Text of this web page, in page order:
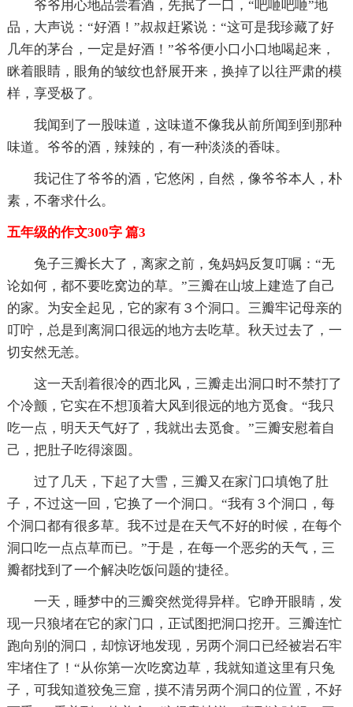
爷爷用心地品尝着酒，先抿了一口，“吧咂吧咂”地
品，大声说：“好酒！”叔叔赶紧说：“这可是我珍藏了好
几年的茅台，一定是好酒！”爷爷便小口小口地喝起来，
眯着眼睛，眼角的皱纹也舒展开来，换掉了以往严肃的模
样，享受极了。
我闻到了一股味道，这味道不像我从前所闻到到那种
味道。爷爷的酒，辣辣的，有一种淡淡的香味。
我记住了爷爷的酒，它悠闲，自然，像爷爷本人，朴
素，不奢求什么。
五年级的作文300字 篇3
兔子三瓣长大了，离家之前，兔妈妈反复叮嘱：“无
论如何，都不要吃窝边的草。”三瓣在山坡上建造了自己
的家。为安全起见，它的家有３个洞口。三瓣牢记母亲的
叮咛，总是到离洞口很远的地方去吃草。秋天过去了，一
切安然无恙。
这一天刮着很冷的西北风，三瓣走出洞口时不禁打了
个冷颤，它实在不想顶着大风到很远的地方觅食。“我只
吃一点，明天天气好了，我就出去觅食。”三瓣安慰着自
己，把肚子吃得滚圆。
过了几天，下起了大雪，三瓣又在家门口填饱了肚
子，不过这一回，它换了一个洞口。“我有３个洞口，每
个洞口都有很多草。我不过是在天气不好的时候，在每个
洞口吃一点点草而已。”于是，在每一个恶劣的天气，三
瓣都找到了一个解决吃饭问题的'捷径。
一天，睡梦中的三瓣突然觉得异样。它睁开眼睛，发
现一只狼堵在它的家门口，正试图把洞口挖开。三瓣连忙
跑向别的洞口，却惊讶地发现，另两个洞口已经被岩石牢
牢堵住了！“从你第一次吃窝边草，我就知道这里有只兔
子，可我知道狡兔三窟，摸不清另两个洞口的位置，不好